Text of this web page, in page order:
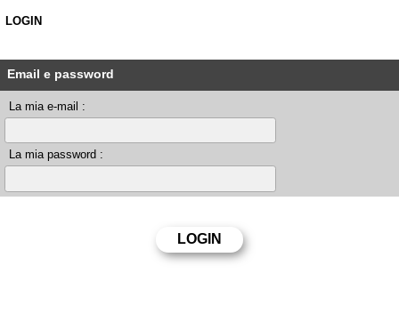
LOGIN
Email e password
La mia e-mail :
La mia password :